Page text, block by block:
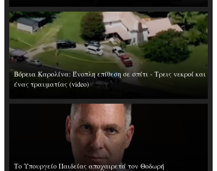
Βόρεια Καρολίνα: Ένοπλη επίθεση σε σπίτι - Τρεις νεκροί και
ένας τραυματίας (video)
Το Υπουργείο Παιδείας αποχαιρετά τον Θοδωρή